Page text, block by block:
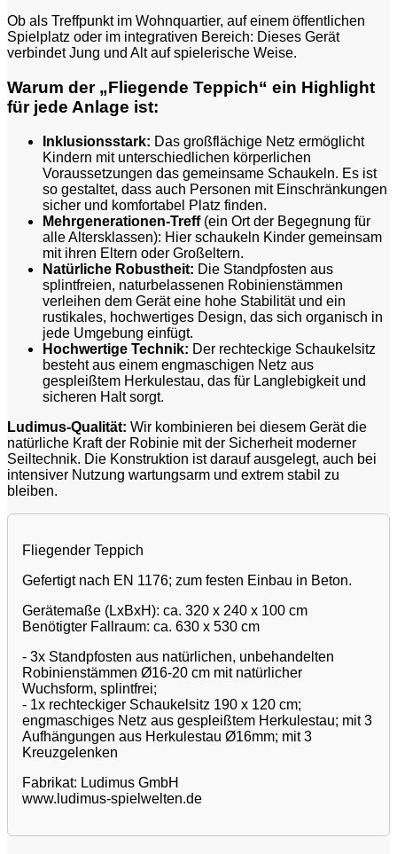
Ob als Treffpunkt im Wohnquartier, auf einem öffentlichen
Spielplatz oder im integrativen Bereich: Dieses Gerät
verbindet Jung und Alt auf spielerische Weise.
Warum der „Fliegende Teppich“ ein Highlight
für jede Anlage ist:
Inklusionsstark: Das großflächige Netz ermöglicht
Kindern mit unterschiedlichen körperlichen
Voraussetzungen das gemeinsame Schaukeln. Es ist
so gestaltet, dass auch Personen mit Einschränkungen
sicher und komfortabel Platz finden.
Mehrgenerationen-Treff (ein Ort der Begegnung für
alle Altersklassen): Hier schaukeln Kinder gemeinsam
mit ihren Eltern oder Großeltern.
Natürliche Robustheit: Die Standpfosten aus
splintfreien, naturbelassenen Robinienstämmen
verleihen dem Gerät eine hohe Stabilität und ein
rustikales, hochwertiges Design, das sich organisch in
jede Umgebung einfügt.
Hochwertige Technik: Der rechteckige Schaukelsitz
besteht aus einem engmaschigen Netz aus
gespleißtem Herkulestau, das für Langlebigkeit und
sicheren Halt sorgt.
Ludimus-Qualität: Wir kombinieren bei diesem Gerät die
natürliche Kraft der Robinie mit der Sicherheit moderner
Seiltechnik. Die Konstruktion ist darauf ausgelegt, auch bei
intensiver Nutzung wartungsarm und extrem stabil zu
bleiben.
Fliegender Teppich
Gefertigt nach EN 1176; zum festen Einbau in Beton.
Gerätemaße (LxBxH): ca. 320 x 240 x 100 cm
Benötigter Fallraum: ca. 630 x 530 cm
- 3x Standpfosten aus natürlichen, unbehandelten
Robinienstämmen Ø16-20 cm mit natürlicher
Wuchsform, splintfrei;
- 1x rechteckiger Schaukelsitz 190 x 120 cm;
engmaschiges Netz aus gespleißtem Herkulestau; mit 3
Aufhängungen aus Herkulestau Ø16mm; mit 3
Kreuzgelenken
Fabrikat: Ludimus GmbH
www.ludimus-spielwelten.de